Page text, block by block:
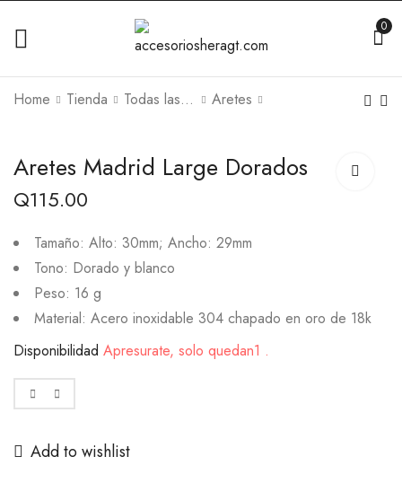
0
Home Tienda Todas las Joyas Aretes
Aretes Madrid Large Dorados
Q115.00
Tamaño: Alto: 30mm; Ancho: 29mm
Tono: Dorado y blanco
Peso: 16 g
Material: Acero inoxidable 304 chapado en oro de 18k
Disponibilidad Apresurate, solo quedan1 .
Aretes
Large
Add to wishlist